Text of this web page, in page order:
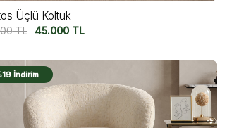
Üçlü Koltuk
TL 45.000TL
İndirim